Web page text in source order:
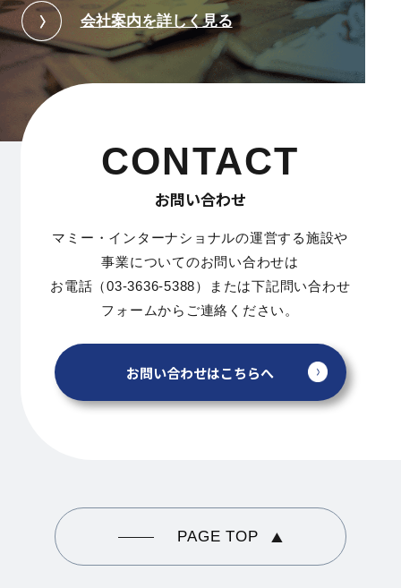
会社案内を詳しく見る
CONTACT
お問い合わせ
マミー・インターナショナルの運営する施設や
事業についてのお問い合わせは
お電話（03-3636-5388）または下記問い合わせ
フォームからご連絡ください。
お問い合わせはこちらへ
PAGE TOP